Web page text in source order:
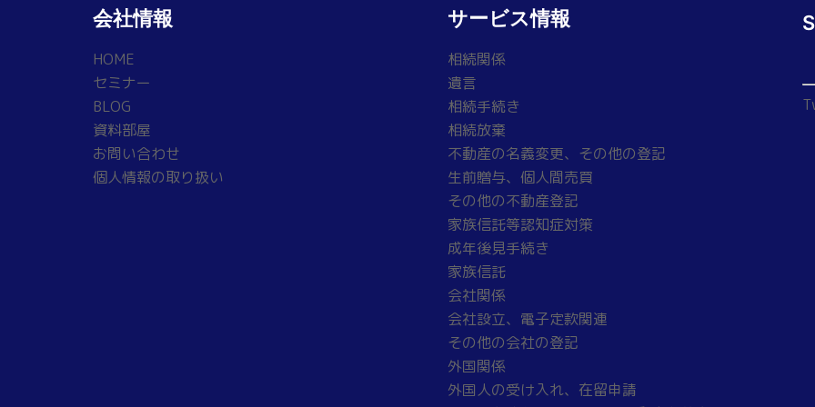
会社情報
HOME
セミナー
BLOG
資料部屋
お問い合わせ
個人情報の取り扱い
サービス情報
相続関係
遺言
相続手続き
相続放棄
不動産の名義変更、その他の登記
生前贈与、個人間売買
その他の不動産登記
家族信託等認知症対策
成年後見手続き
家族信託
会社関係
会社設立、電子定款関連
その他の会社の登記
外国関係
外国人の受け入れ、在留申請